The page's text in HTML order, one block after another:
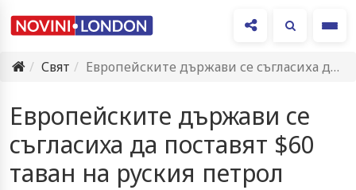
Свят
Европейските държави се съгласиха да поставят $60 таван на руския…
Европейските държави се
съгласиха да поставят $60
таван на руския петрол